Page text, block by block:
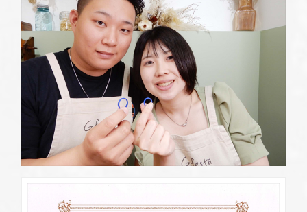
G.festaについて
デザイン事例
よくある質問
お店を探す
資料請求
ブログ・新着情報
岡崎店 TEL.0564-74-8033
営業時間 10:00〜18:30
定休日
火曜日・水曜日
※祝日の場合は営業
三重店 TEL.059-392-6577
10:00〜18:30
定休日
火曜日・水曜日
※祝日の場合は営業
浜松店 TEL.053-455-2177
10:00〜18:30
定休日
火曜日・水曜日